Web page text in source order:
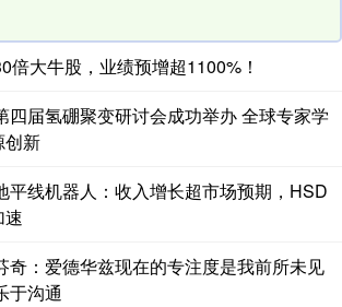
倍大牛股，业绩预增超1100%！
四届氢硼聚变研讨会成功举办 全球专家学
创新
平线机器人：收入增长超市场预期，HSD
速
奇：爱德华兹现在的专注度是我前所未见
于沟通